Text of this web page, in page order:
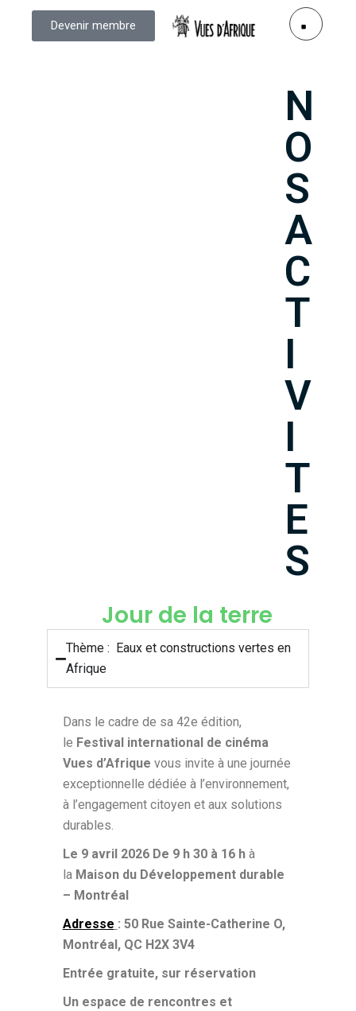
Devenir membre
N
O
S
A
C
T
I
V
I
T
E
S
Jour de la terre
Thème : Eaux et constructions vertes en
Afrique
Dans le cadre de sa 42e édition,
le Festival international de cinéma
Vues d’Afrique vous invite à une journée
exceptionnelle dédiée à l’environnement,
à l’engagement citoyen et aux solutions
durables.
Le 9 avril 2026 De 9 h 30 à 16 hà
la Maison du Développement durable
– Montréal
Adresse : 50 Rue Sainte-Catherine O,
Montréal, QC H2X 3V4
Entrée gratuite, sur réservation
Un espace de rencontres et